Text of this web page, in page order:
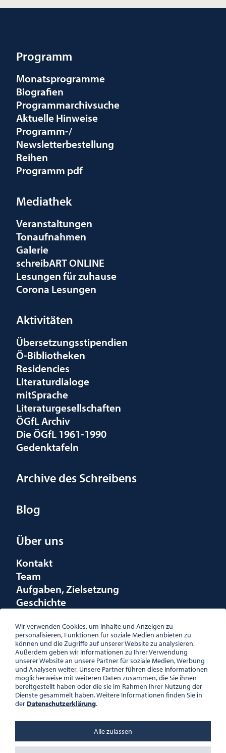
Programm
Monatsprogramme
Biografien
Programmarchivsuche
Aktuelle Hinweise
Programm-/
Newsletterbestellung
Reihen
Programm pdf
Mediathek
Veranstaltungen
Tonaufnahmen
Galerie
schreibART ONLINE
Lesungen für zuhause
Corona Lesungen
Aktivitäten
Übersetzungsstipendien
Ö-Bibliotheken
Residencies
Literaturdialoge
mitSprache
Literaturgesellschaften
ÖGfL Archiv
Die ÖGfL 1961-1990
Gedenktafeln
Archive des Schreibens
Blog
Über uns
Kontakt
Team
Aufgaben, Zielsetzung
Geschichte
Förderungen
Logo
ÖSTERREICHISCHE
GESELLSCHAFT FÜR LITERATUR
PALAIS WILCZEK, HERRENGASSE
ZVR-NR.: 508018443
Wir verwenden Cookies, um Inhalte und Anzeigen zu
personalisieren, Funktionen für soziale Medien anbieten zu
können und die Zugriffe auf unserer Website zu analysieren.
Außerdem geben wir Informationen zu Ihrer Verwendung
unserer Website an unsere Partner für soziale Medien, Werbung
und Analysen weiter. Unsere Partner führen diese Informationen
möglicherweise mit weiteren Daten zusammen, die Sie ihnen
bereitgestellt haben oder die sie im Rahmen Ihrer Nutzung der
Dienste gesammelt haben. Weitere Informationen finden Sie in
der Datenschutzerklärung.
Alle zulassen